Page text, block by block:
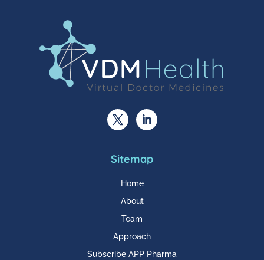
Sitemap
Home
About
Team
Approach
Subscribe APP Pharma